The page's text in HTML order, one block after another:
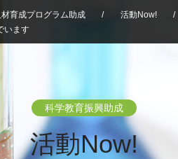
育成プログラム助成 / 活動Now!
/
います
科学教育振興助成
活動Now!